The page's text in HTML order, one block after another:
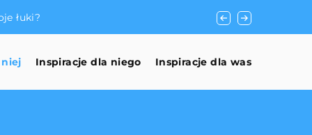
Jak wybrać
Inspiracje dla niego Inspiracje dla was